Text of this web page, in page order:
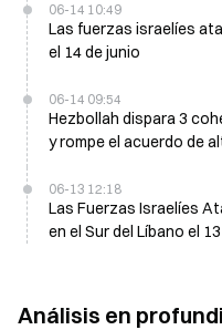
06-14 10:49
Las fuerzas israelíes
el 14 de junio
06-14 09:54
Hezbollah dispara 3
y rompe el acuerdo de
06-13 12:18
Las Fuerzas Israelíes
en el Sur del Líbano el
Análisis en